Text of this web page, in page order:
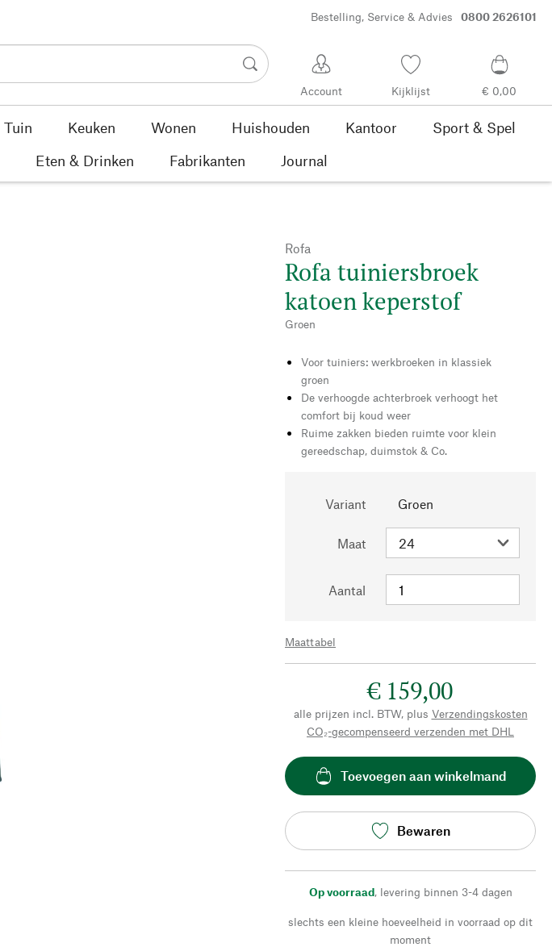
Bestelling, Service & Advies 0800 2626101
Account Kijklijst € 0,00
Tuin Keuken Wonen Huishouden Kantoor
Sport & Spel
Eten & Drinken Fabrikanten Journal
Rofa
Rofa tuiniersbroek
katoen keperstof
Groen
Voor tuiniers: werkbroeken in klassiek
groen
De verhoogde achterbroek verhoogt het
comfort bij koud weer
Ruime zakken bieden ruimte voor klein
gereedschap, duimstok & Co.
Variant Groen
Maat
Aantal
Maattabel
€ 159,00
alle prijzen incl. BTW, plus Verzendingskosten
CO₂-gecompenseerd verzenden met DHL
Toevoegen aan winkelmand
Bewaren
Op voorraad, levering binnen 3-4 dagen
slechts een kleine hoeveelheid in voorraad op dit
moment